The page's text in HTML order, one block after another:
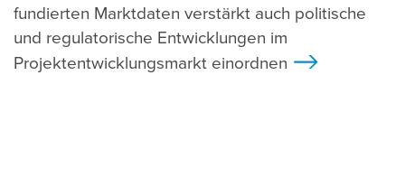
fundierten Marktdaten verstärkt auch politische
und regulatorische Entwicklungen im
Projektentwicklungsmarkt einordnen